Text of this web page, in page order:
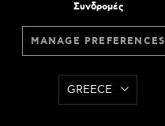
Συνδρομές
MANAGE PREFERENCES
GREECE